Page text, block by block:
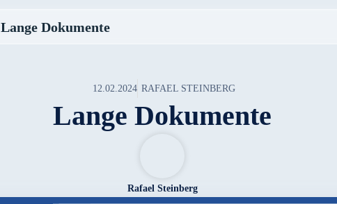
Lange Dokumente
12.02.2024 RAFAEL STEINBERG
Lange Dokumente
Rafael Steinberg